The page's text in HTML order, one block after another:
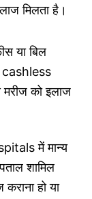
मिलता है।
या बिल
cashless
को इलाज
में मान्य
शामिल
हो या